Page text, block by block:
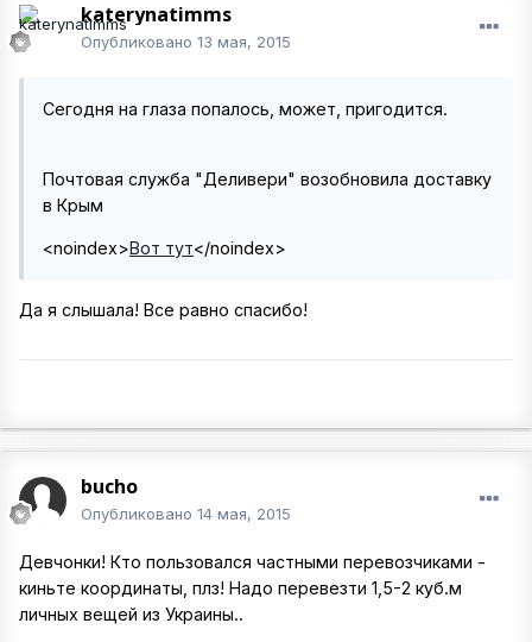
katerynatimms
Опубликовано 13 мая, 2015
Сегодня на глаза попалось, может, пригодится.
Почтовая служба "Деливери" возобновила доставку
в Крым
<noindex>Вот тут</noindex>
Да я слышала! Все равно спасибо!
bucho
Опубликовано 14 мая, 2015
Девчонки! Кто пользовался частными перевозчиками -
киньте координаты, плз! Надо перевезти 1,5-2 куб.м
личных вещей из Украины..